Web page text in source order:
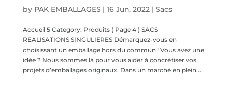
by PAK EMBALLAGES | 16 Jun, 2022| Sacs
Accueil 5 Category: Produits ( Page 4 ) SACS
REALISATIONS SINGULIERES Démarquez-vous en
choisissant un emballage hors du commun ! Vous avez une
idée ? Nous sommes là pour vous aider à concrétiser vos
projets d’emballages originaux. Dans un marché en plein...